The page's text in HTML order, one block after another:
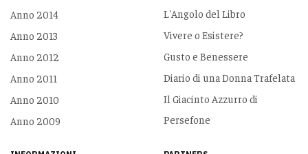
Anno 2014
Anno 2013
Anno 2012
Anno 2011
Anno 2010
Anno 2009
L'Angolo del Libro
Vivere o Esistere?
Gusto e Benessere
Diario di una Donna Trafelata
Il Giacinto Azzurro di
Persefone